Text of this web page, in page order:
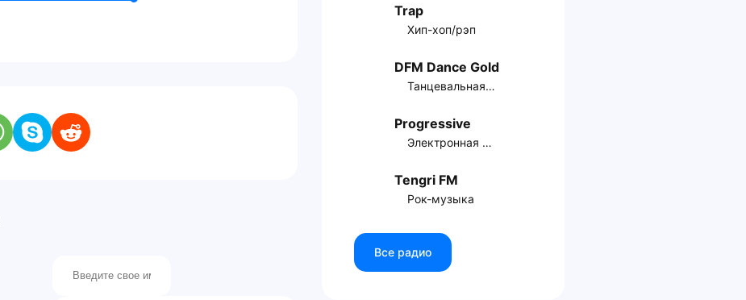
Trap
Хип-хоп/рэп
DFM Dance Gold
Танцевальная музыка
Progressive
Электронная музыка
Tengri FM
Рок-музыка
Все радио